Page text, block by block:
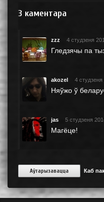
3 каментара
zzz 4 студзеня
Гледзячы па
akozel 4 студзеня
Няўжо ў
jas 5 студзеня
Магёце!
Аўтарызавацца Каб